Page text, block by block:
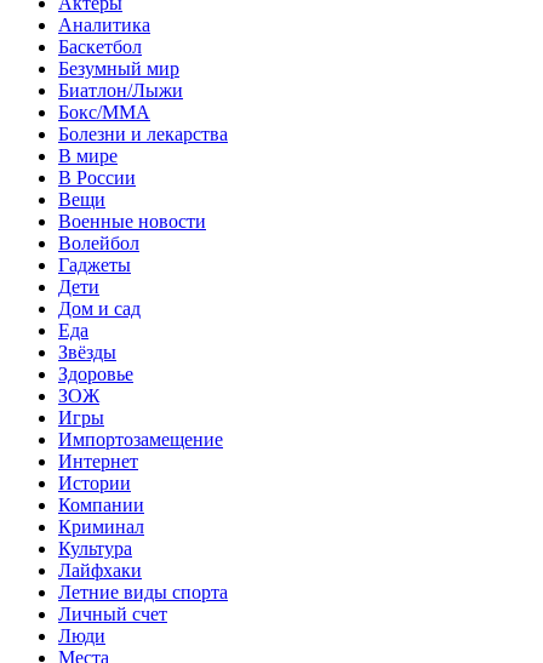
Аналитика
Баскетбол
Безумный мир
Биатлон/Лыжи
Бокс/MMA
Болезни и лекарства
В мире
В России
Вещи
Военные новости
Волейбол
Гаджеты
Дети
Дом и сад
Еда
Звёзды
Здоровье
ЗОЖ
Игры
Импортозамещение
Интернет
Истории
Компании
Криминал
Культура
Лайфхаки
Летние виды спорта
Личный счет
Люди
Места